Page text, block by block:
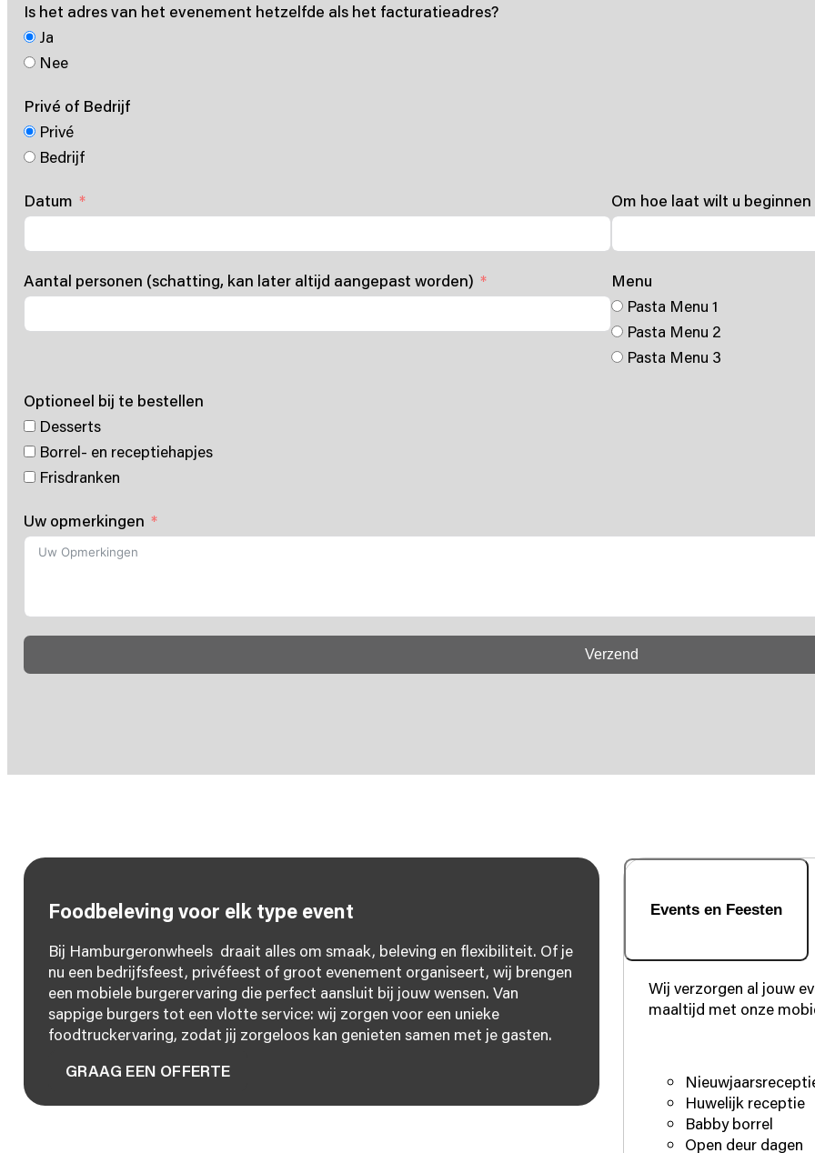
Is het adres van het evenement hetzelfde als het facturatieadres?
Ja
Nee
Privé of Bedrijf
Privé
Bedrijf
Datum
Aantal personen (schatting, kan later altijd aangepast worden)
Om hoe laat wilt u
Menu
Pasta Menu 1
Pasta Menu 2
Pasta Menu 3
Optioneel bij te bestellen
Desserts
Borrel- en receptiehapjes
Frisdranken
Uw opmerkingen
Verzend
Foodbeleving voor elk type event
Bij Hamburgeronwheels draait alles om smaak, beleving en flexibiliteit. Of je
nu een bedrijfsfeest, privéfeest of groot evenement organiseert, wij brengen
een mobiele burgerervaring die perfect aansluit bij jouw wensen. Van
sappige burgers tot een vlotte service: wij zorgen voor een unieke
foodtruckervaring, zodat jij zorgeloos kan genieten samen met je gasten.
GRAAG EEN OFFERTE
Events en Feesten
Wij verzorgen al jouw
maaltijd met onze
Huwelijk receptie
Babby borrel
Open deur dagen